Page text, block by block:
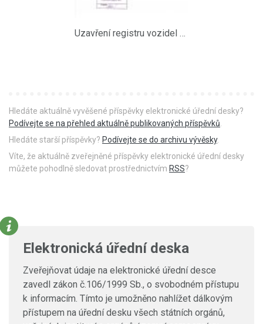
Uzavření registru vozidel MěÚ Přelouč 1.7.-8.7.2012
Hledáte aktuálně vyvěšené příspěvky elektronické úřední desky?
Podívejte se na přehled aktuálně publikovaných příspěvků
Hledáte starší příspěvky? Podívejte se do archivu vývěsky.
Víte, že aktuálně zveřejněné příspěvky elektronické úřední desky
můžete pohodlně sledovat prostřednictvím RSS?
Elektronická úřední deska
Zveřejňovat údaje na elektronické úřední desce
zavedl zákon č.106/1999 Sb., o svobodném přístupu
k informacím. Tímto je umožněno nahlížet dálkovým
přístupem na úřední desku všech státních orgánů,